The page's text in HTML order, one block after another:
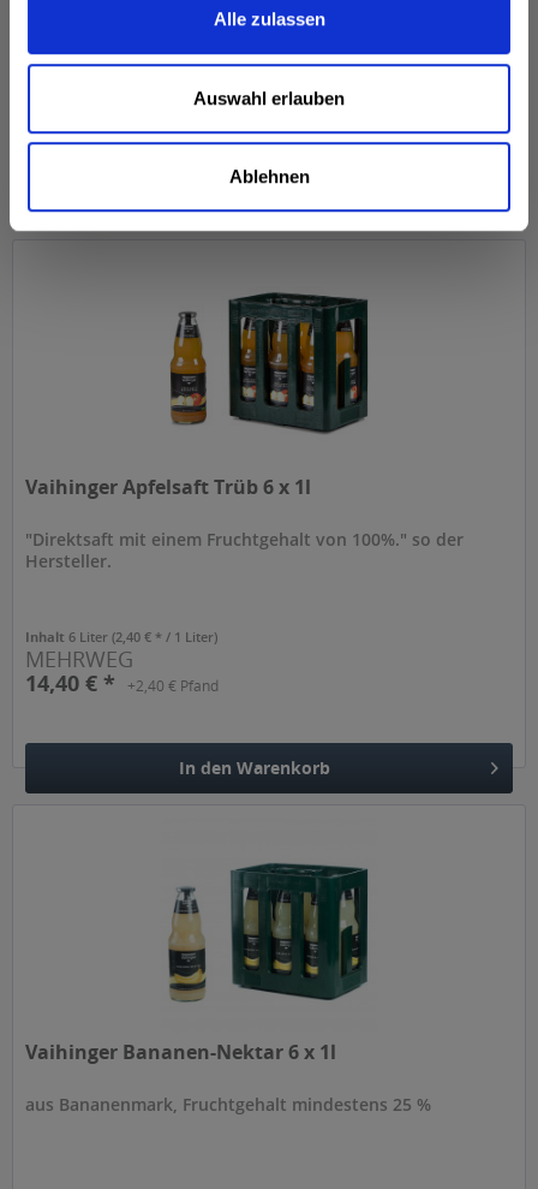
Alle zulassen
Auswahl erlauben
Ablehnen
Wesentliche konzentriert. Auch Vaihinger Fruchtsaft bietet
Inhalt6 Liter(2,58 € * / 1 Liter)
Vaihinger Apfelsaft Trüb 6 x 1l
"Direktsaft mit einem Fruchtgehalt von 100%." so der
Hersteller.
Inhalt6 Liter(2,40 € * / 1 Liter)
MEHRWEG
14,40 € *
+2,40 € Pfand
In den Warenkorb
Vaihinger Bananen-Nektar 6 x 1l
aus Bananenmark, Fruchtgehalt mindestens 25 %